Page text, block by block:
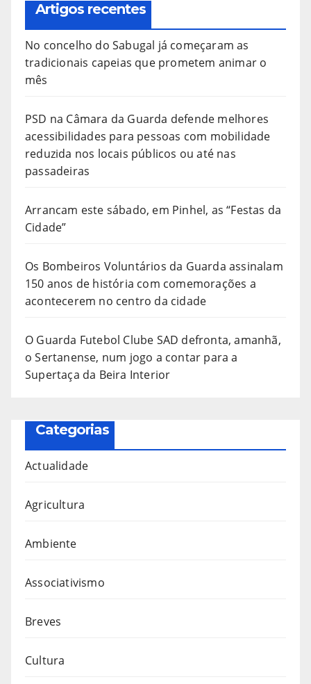
Artigos recentes
No concelho do Sabugal já começaram as
tradicionais capeias que prometem animar o
mês
PSD na Câmara da Guarda defende melhores
acessibilidades para pessoas com mobilidade
reduzida nos locais públicos ou até nas
passadeiras
Arrancam este sábado, em Pinhel, as “Festas da
Cidade”
Os Bombeiros Voluntários da Guarda assinalam
150 anos de história com comemorações a
acontecerem no centro da cidade
O Guarda Futebol Clube SAD defronta, amanhã,
o Sertanense, num jogo a contar para a
Supertaça da Beira Interior
Categorias
Actualidade
Agricultura
Ambiente
Associativismo
Breves
Cultura